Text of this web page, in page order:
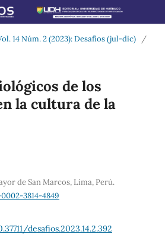
14 Núm. 2 (2023): Desafíos (jul-dic)
/
de los
la cultura de la
de San Marcos, Lima, Perú.
3814-4849
desafios.2023.14.2.392